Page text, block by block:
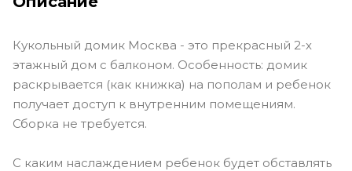
Кукольный домик Москва - это прекрасный 2-х
этажный дом с балконом. Особенность: домик
раскрывается (как книжка) на пополам и ребенок
получает доступ к внутренним помещениям.
Сборка не требуется.
С каким наслаждением ребенок будет обставлять